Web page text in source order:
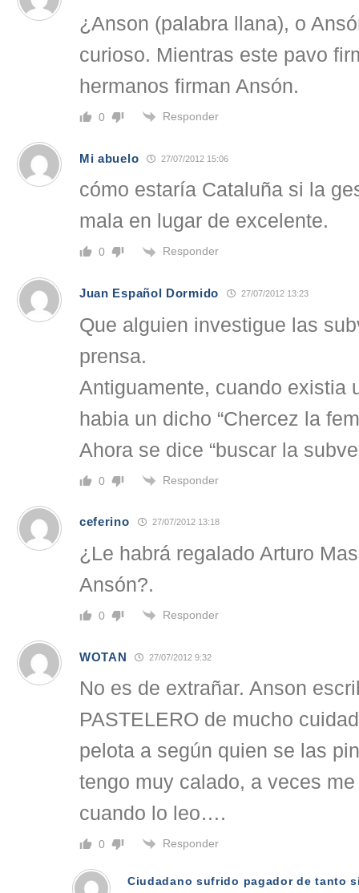
¿Anson (palabra llana), o
curioso. Mientras este pavo
hermanos firman Ansón.
0 Responder
Mi abuelo 27/07/2012 15:06
cómo estaría Cataluña si la
mala en lugar de excelente.
0 Responder
Juan Español Dormido 27/07/2012 13:23
Que alguien investigue las
prensa.
Antiguamente, cuando existia
habia un dicho “Chercez la
Ahora se dice “buscar la
0 Responder
ceferino 27/07/2012 13:18
¿Le habrá regalado Arturo
Ansón?.
0 Responder
WOTAN 27/07/2012 9:32
No es de extrañar. Anson
PASTELERO de mucho
pelota a según quien se las
tengo muy calado, a veces
cuando lo leo….
0 Responder
Ciudadano sufrido pagador de tanto